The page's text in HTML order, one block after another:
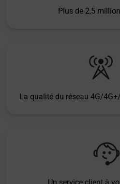
Plus de 2,5
La qualité du réseau 4G/